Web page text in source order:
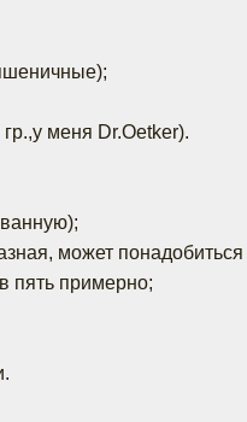
меня Dr.Oetker).
может
пять примерно;